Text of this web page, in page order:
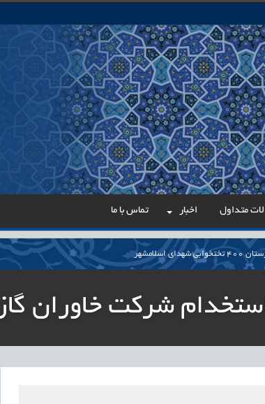
متداول اخبار تماس با ما
اسلامشهر
معلمان حق‌التدریس آزاد
داوطلبان ردصلاحیت‌شده حق اعتراض دارند
شرکت خاوران گاز